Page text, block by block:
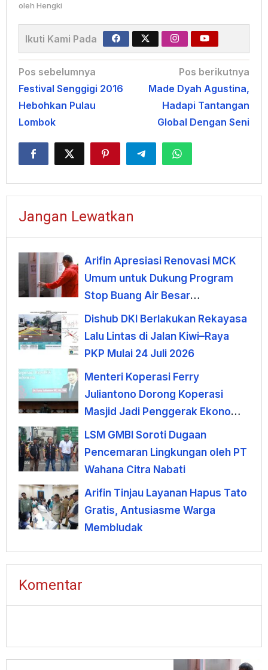
oleh Hengki
Ikuti Kami Pada
Navigasi
pos
Pos sebelumnya
Festival Senggigi 2016
Hebohkan Pulau
Lombok
Pos berikutnya
Made Dyah Agustina,
Hadapi Tantangan
Global Dengan Seni
Jangan Lewatkan
Arifin Apresiasi Renovasi MCK
Umum untuk Dukung Program
Stop Buang Air Besar
Sembarangan
Dishub DKI Berlakukan Rekayasa
Lalu Lintas di Jalan Kiwi–Raya
PKP Mulai 24 Juli 2026
Menteri Koperasi Ferry
Juliantono Dorong Koperasi
Masjid Jadi Penggerak Ekonomi
Umat
LSM GMBI Soroti Dugaan
Pencemaran Lingkungan oleh PT
Wahana Citra Nabati
Arifin Tinjau Layanan Hapus Tato
Gratis, Antusiasme Warga
Membludak
Komentar